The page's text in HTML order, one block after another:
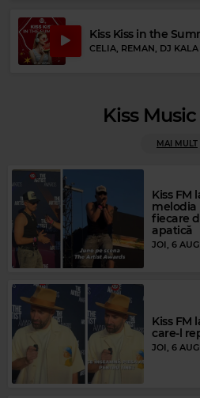
Kiss Kiss in the
CELIA, REMAN, DJ KALA
Kiss
MAI MULT
Kiss FM
melodia
fiecare
apatică
JOI, 6
Kiss FM
care-l
JOI, 6